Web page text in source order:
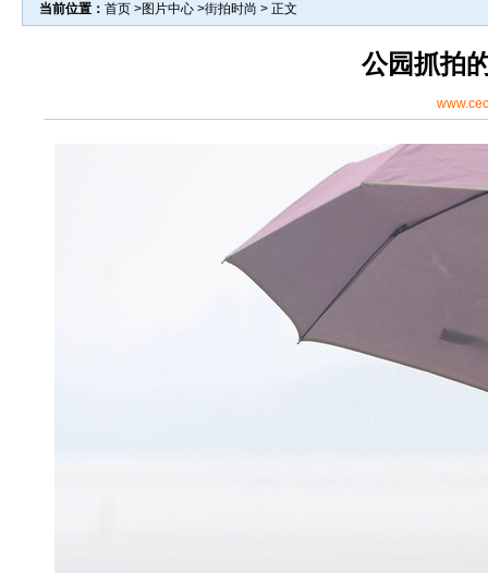
当前位置： 首页 >图片中心 >街拍时尚 > 正文
公园抓拍